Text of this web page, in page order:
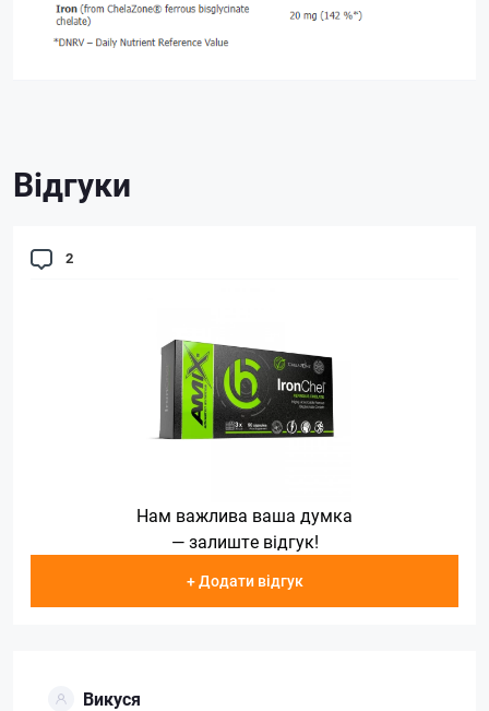
Відгуки
2
Нам важлива ваша думка
— залиште відгук!
+ Додати відгук
Викуся